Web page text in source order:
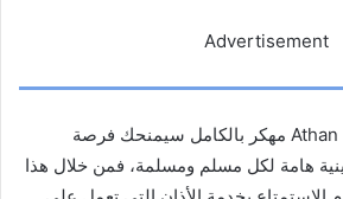
Advertisement
Athan Pro مهكر بالكامل سيمنحك فرصة
هامة لكل مسلم ومسلمة، فمن خلال هذا